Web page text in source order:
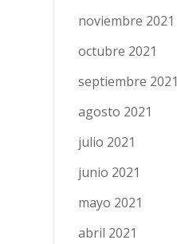
noviembre 2021
octubre 2021
septiembre 2021
agosto 2021
julio 2021
junio 2021
mayo 2021
abril 2021